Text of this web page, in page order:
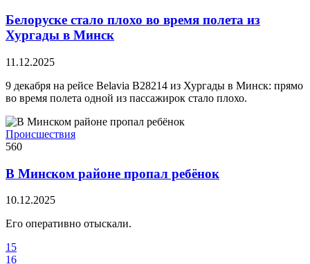
Белоруске стало плохо во время полета из
Хургады в Минск
11.12.2025
9 декабря на рейсе Belavia B28214 из Хургады в Минск: прямо
во время полета одной из пассажирок стало плохо.
Происшествия
560
В Минском районе пропал ребёнок
10.12.2025
Его оперативно отыскали.
15
16